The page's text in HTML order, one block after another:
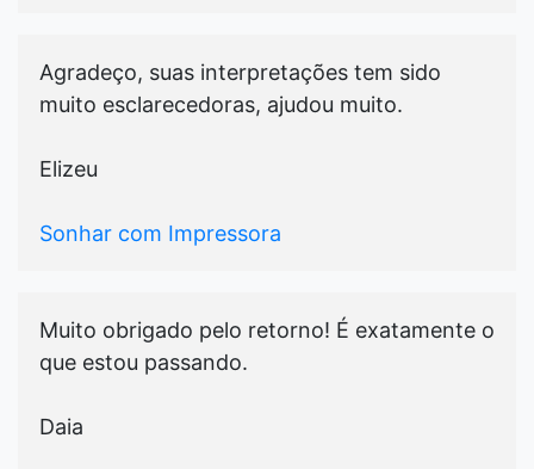
Agradeço, suas interpretações tem sido
muito esclarecedoras, ajudou muito.
Elizeu
Sonhar com Impressora
Muito obrigado pelo retorno! É exatamente o
que estou passando.
Daia